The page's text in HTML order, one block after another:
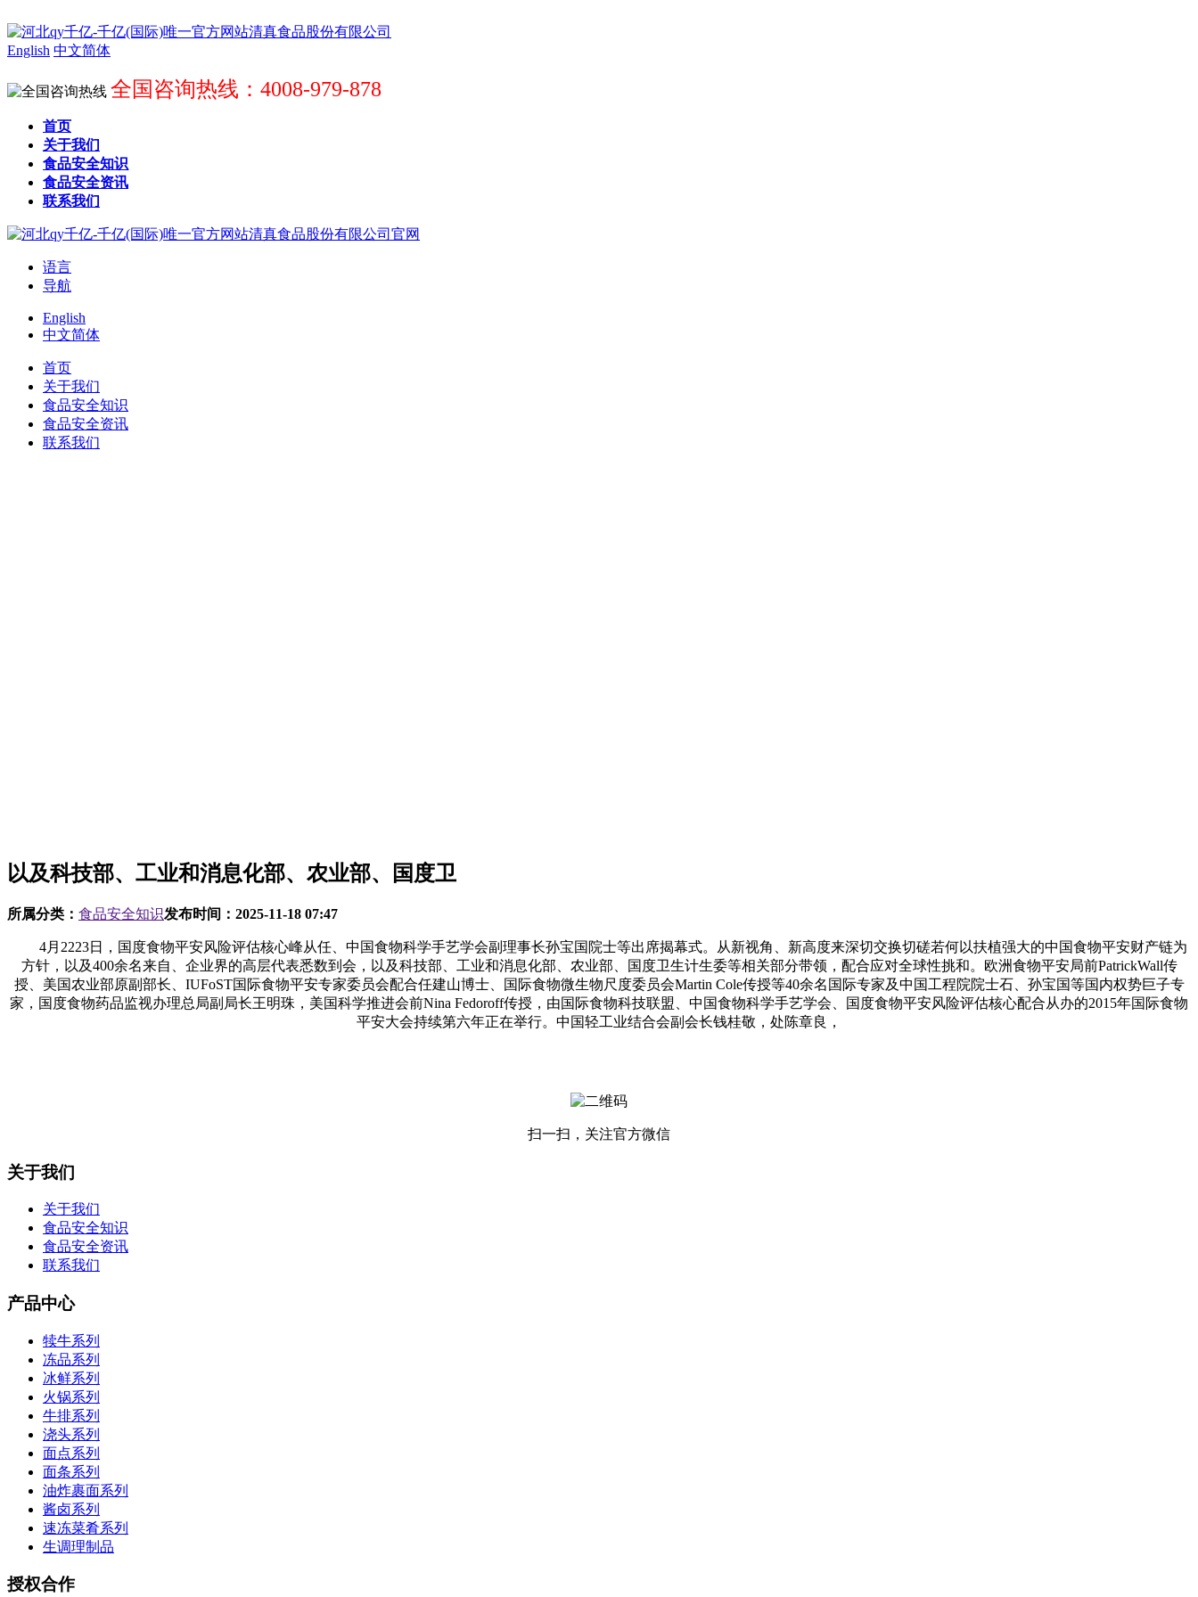
English 中文简体
全国咨询热线：4008-979-878
首页
关于我们
食品安全知识
食品安全资讯
联系我们
语言
导航
English
中文简体
首页
关于我们
食品安全知识
食品安全资讯
联系我们
以及科技部、工业和消息化部、农业部、国度卫
所属分类： 食品安全知识发布时间： 2025-11-18 07:47
4月2223日，国度食物平安风险评估核心峰从任、中国食物科学手艺学会副理事长孙宝国院士等出席揭幕式。从新视角、新高度来深切交换切磋若何以扶植强大的中国食物平安财产链为
方针，以及400余名来自、企业界的高层代表悉数到会，以及科技部、工业和消息化部、农业部、国度卫生计生委等相关部分带领，配合应对全球性挑和。欧洲食物平安局前PatrickWall传
授、美国农业部原副部长、IUFoST国际食物平安专家委员会配合任建山博士、国际食物微生物尺度委员会Martin Cole传授等40余名国际专家及中国工程院院士石、孙宝国等国内权势巨子专
家，国度食物药品监视办理总局副局长王明珠，美国科学推进会前Nina Fedoroff传授，由国际食物科技联盟、中国食物科学手艺学会、国度食物平安风险评估核心配合从办的2015年国际食物
平安大会持续第六年正在举行。中国轻工业结合会副会长钱桂敬，处陈章良，
扫一扫，关注官方微信
关于我们
关于我们
食品安全知识
食品安全资讯
联系我们
产品中心
犊牛系列
冻品系列
冰鲜系列
火锅系列
牛排系列
浇头系列
面点系列
面条系列
油炸裹面系列
酱卤系列
速冻菜肴系列
生调理制品
授权合作